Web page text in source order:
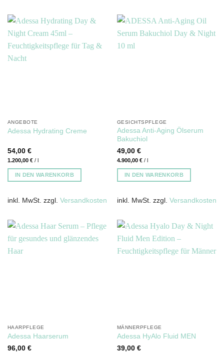
ANGEBOTE
Adessa Hydrating Creme
54,00 €
1.200,00 €/ l
IN DEN WARENKORB
inkl. MwSt. zzgl. Versandkosten
GESICHTSPFLEGE
Adessa Anti-Aging Ölserum
Bakuchiol
49,00 €
4.900,00 €/ l
IN DEN WARENKORB
inkl. MwSt. zzgl. Versandkosten
HAARPFLEGE
Adessa Haarserum
96,00 €
MÄNNERPFLEGE
Adessa HyAlo Fluid MEN
39,00 €